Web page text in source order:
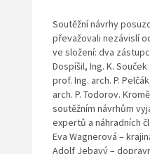
Soutěžní návrhy
převažovali nezávislí
ve složení: dva
Dospíšil, Ing. K.
prof. Ing. arch. P.
arch. P. Todorov.
soutěžním návrhům
expertů a náhradních
Eva Wagnerová –
Adolf Jebavý –